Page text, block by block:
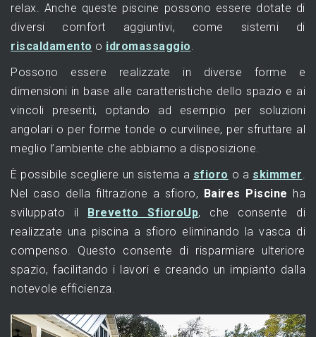
relax. Anche queste piscine possono essere dotate di
diversi comfort aggiuntivi, come sistemi di
riscaldamento o idromassaggio
Possono essere realizzate in diverse forme e
dimensioni in base alle caratteristiche dello spazio e ai
vincoli presenti, optando ad esempio per soluzioni
angolari o per forme tonde o curvilinee, per sfruttare al
meglio l’ambiente che abbiamo a disposizione.
È possibile scegliere un sistema a sfioro o a skimmer
Nel caso della filtrazione a sfioro, Baires Piscine ha
sviluppato il Brevetto SfioroUp, che consente di
realizzate una piscina a sfioro eliminando la vasca di
compenso. Questo consente di risparmiare ulteriore
spazio, facilitando i lavori e creando un impianto dalla
notevole efficienza.